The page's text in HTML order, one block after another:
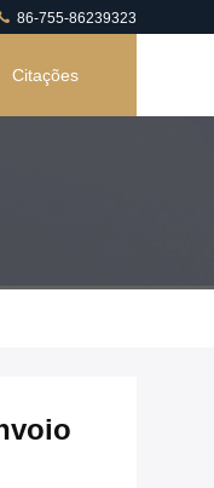
86-755-86239323
Citações